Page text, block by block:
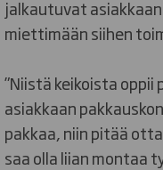
jalkautuvat
miettimään siihen
”Niistä keikoista oppii
asiakkaan
pakkaa, niin pitää
saa olla liian montaa